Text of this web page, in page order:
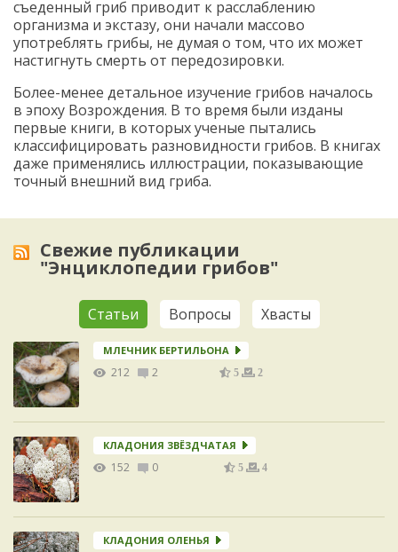
съеденный гриб приводит к расслаблению
организма и экстазу, они начали массово
употреблять грибы, не думая о том, что их может
настигнуть смерть от передозировки.
Более-менее детальное изучение грибов началось
в эпоху Возрождения. В то время были изданы
первые книги, в которых ученые пытались
классифицировать разновидности грибов. В книгах
даже применялись иллюстрации, показывающие
точный внешний вид гриба.
Свежие публикации
"Энциклопедии грибов"
Статьи Вопросы Хвасты
МЛЕЧНИК БЕРТИЛЬОНА
212 2 5 2
КЛАДОНИЯ ЗВЁЗДЧАТАЯ
152 0 5 4
КЛАДОНИЯ ОЛЕНЬЯ